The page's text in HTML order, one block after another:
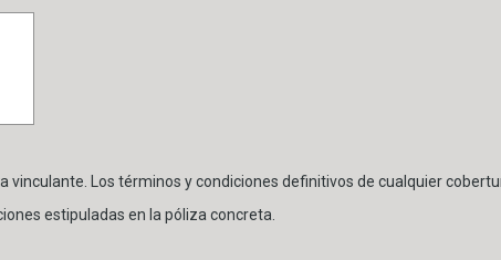
Los términos y condiciones definitivos de cualquier
estipuladas en la póliza concreta.